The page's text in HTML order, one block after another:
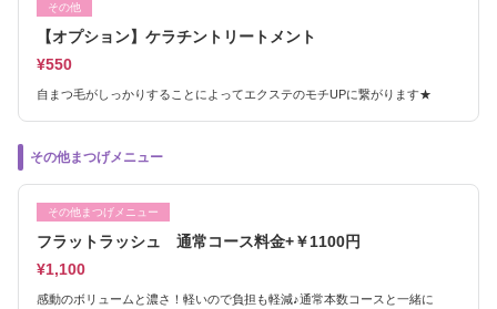
その他
【オプション】ケラチントリートメント
¥550
自まつ毛がしっかりすることによってエクステのモチUPに繋がります★
その他まつげメニュー
その他まつげメニュー
フラットラッシュ 通常コース料金+￥1100円
¥1,100
感動のボリュームと濃さ！軽いので負担も軽減♪通常本数コースと一緒に